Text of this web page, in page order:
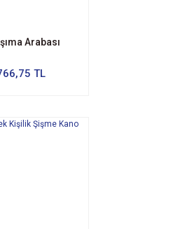
Arabası
TL